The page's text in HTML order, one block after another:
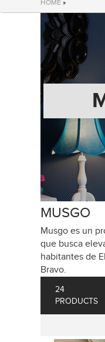
HOME »
MUSGO
Musgo es un
que busca
habitantes de
Bravo.
24
PRODUCTS